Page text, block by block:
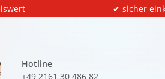
✔ sicher
Hotline
+49 2161 30 486 82